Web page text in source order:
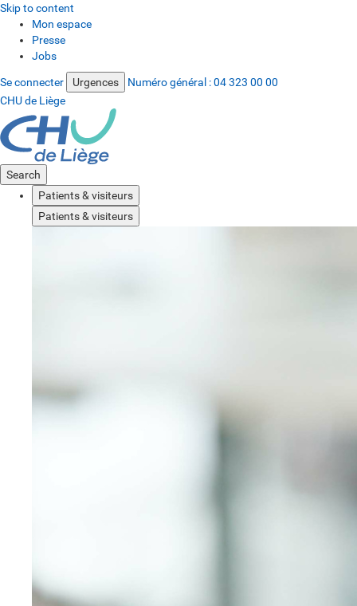
Skip to content
Mon espace
Presse
Jobs
Se connecter Urgences Numéro général :04 323 00 00
CHU de Liège
Search
Patients & visiteurs
Patients & visiteurs